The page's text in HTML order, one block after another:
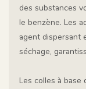
des substances
le benzène. Les
agent dispersant
séchage,
Les colles à base